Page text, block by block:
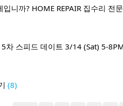
니까? HOME REPAIR 집수리 전문
차 스피드 데이트 3/14 (Sat) 5-
(8)